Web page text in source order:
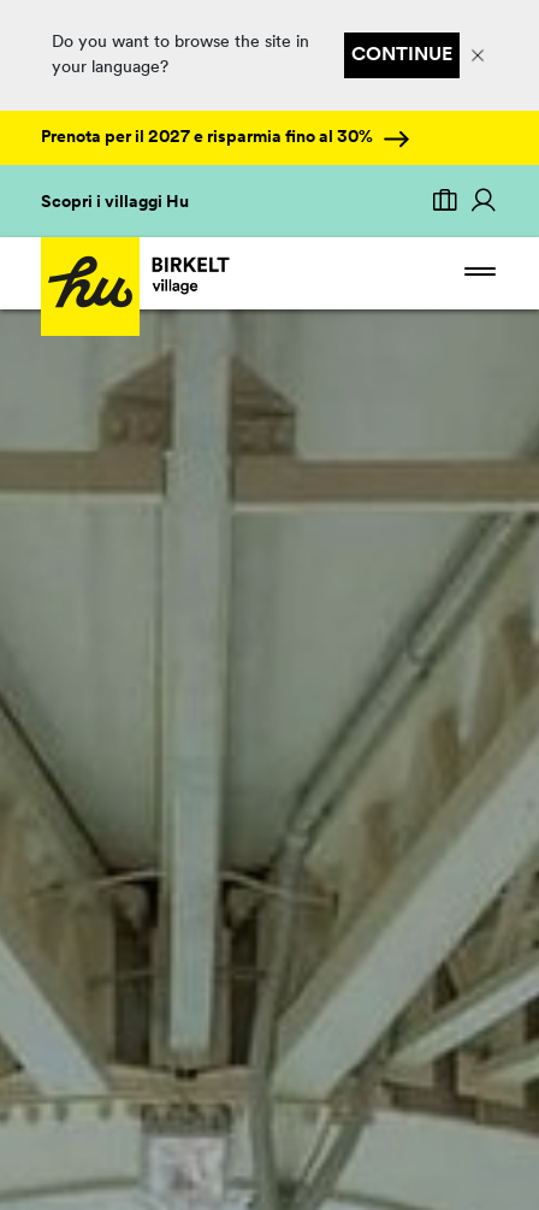
Do you want to browse the site in
your language?
CONTINUE
Prenota per il 2027 e risparmia fino al 30%
Scopri i villaggi Hu